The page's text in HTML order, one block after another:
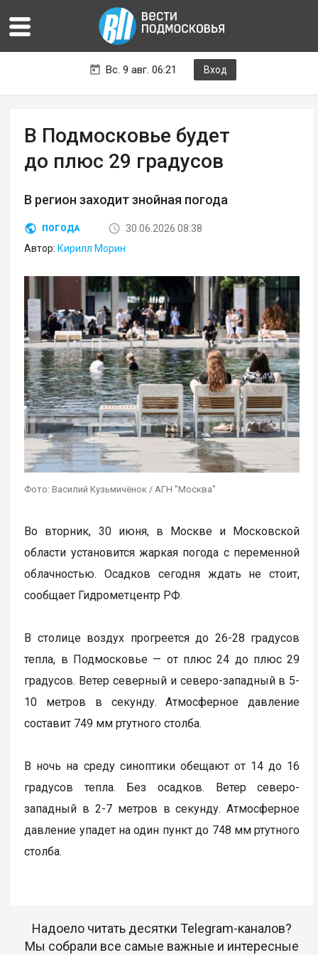
Вс. 9 авг. 06:21 Вход
В Подмосковье будет
до плюс 29 градусов
В регион заходит знойная погода
ПОГОДА
30.06.2026 08:38
Автор: Кирилл Морин
Фото: Василий Кузьмичёнок / АГН "Москва"
Во вторник, 30 июня, в Москве и Московской
области установится жаркая погода с переменной
облачностью. Осадков сегодня ждать не стоит,
сообщает Гидрометцентр РФ.
В столице воздух прогреется до 26-28 градусов
тепла, в Подмосковье — от плюс 24 до плюс 29
градусов. Ветер северный и северо-западный в 5-
10 метров в секунду. Атмосферное давление
составит 749 мм ртутного столба.
В ночь на среду синоптики обещают от 14 до 16
градусов тепла. Без осадков. Ветер северо-
западный в 2-7 метров в секунду. Атмосферное
давление упадет на один пункт до 748 мм ртутного
столба.
Надоело читать десятки Telegram-каналов?
Мы собрали все самые важные и интересные